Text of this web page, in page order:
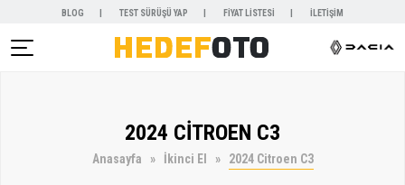
BLOG TEST SÜRÜŞÜ YAP FİYAT LİSTESİ İLETİŞİM
2024 CİTROEN C3
Anasayfa İkinci El 2024 Citroen C3